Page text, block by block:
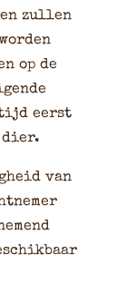
zullen
op de
eerst
dier.
van